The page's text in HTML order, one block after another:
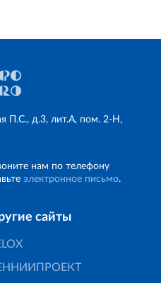
П.С., д.3, лит.А, пом. 2-Н,
нам по телефону
электронное письмо.
сайты